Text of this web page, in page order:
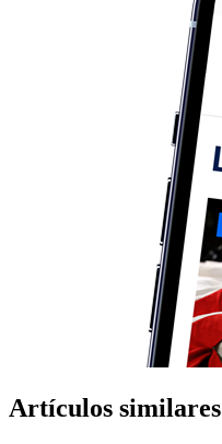
Artículos similares